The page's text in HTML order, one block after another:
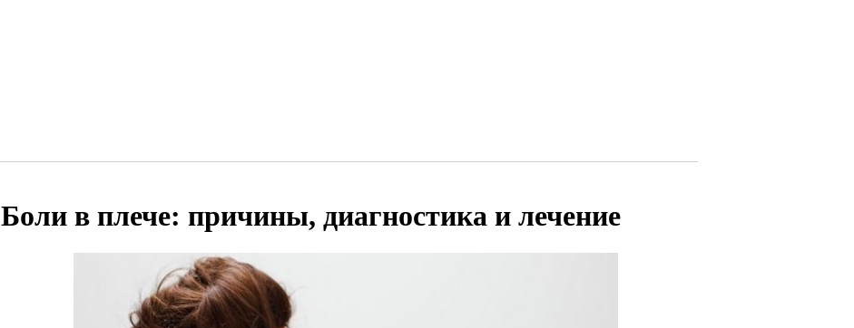
Боли в плече: причины, диагностика и лечение